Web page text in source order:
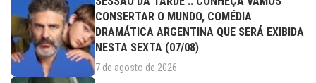
CONSERTAR O MUNDO, COMÉDIA
DRAMÁTICA ARGENTINA QUE SERÁ EXIBIDA
NESTA SEXTA (07/08)
7 de agosto de 2026